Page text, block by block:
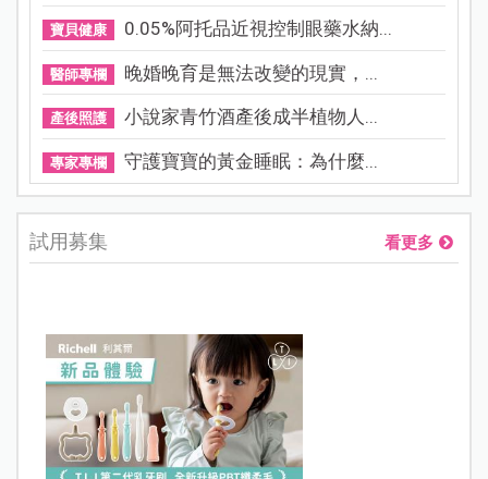
寶貝健康 0.05%阿托品近視控制眼藥水納...
醫師專欄 晚婚晚育是無法改變的現實，...
產後照護 小說家青竹酒產後成半植物人...
專家專欄 守護寶寶的黃金睡眠：為什麼...
試用募集 看更多